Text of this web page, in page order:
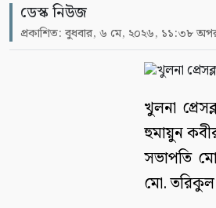
ডেস্ক নিউজ
প্রকাশিত: বুধবার, ৬ মে, ২০২৬, ১১:৩৮
খুলনা
হুমায়ুন
সভাপতি
মো.